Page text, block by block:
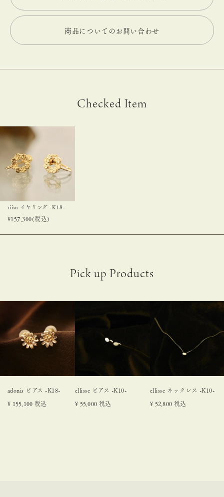
商品についてのお問い合わせ
Checked Item
riisu イヤリング -K18-
¥157,300(税込)
adonis ピアス -K18-
¥ 155,100 税込
ellisse ピアス -K10-
¥ 55,000 税込
ellisse ネックレス -K10-
¥ 52,800 税込